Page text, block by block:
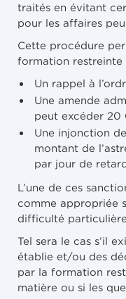
traités en évitant
pour les affaires
Cette procédure
formation restreinte
Un rappel à
Une amende
peut excéder 20
Une injonction
montant de
par jour de
L’une de ces
comme appropriée
difficulté particulière.
Tel sera le cas s’il
établie et/ou des
par la formation
matière ou si les